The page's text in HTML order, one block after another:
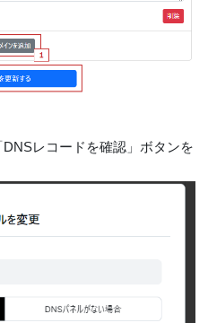
レコードを確認」ボタンを